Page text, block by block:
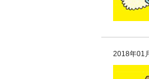
2018年01